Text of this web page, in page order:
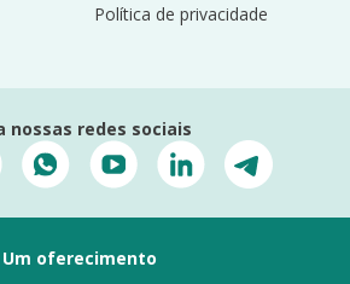
Política de privacidade
nossas redes sociais
Um oferecimento